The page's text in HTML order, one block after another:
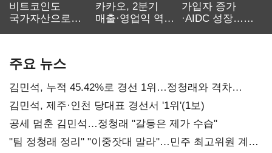
비트코인도
국가자산으로…'
카카오, 2분기
매출·영업익 역대
가입자 증가
·AIDC 성장…
주요 뉴스
김민석, 누적 45.42%로 경선 1위…정청래와 격차
0.86%p(2보)
김민석, 제주·인천 당대표 경선서 '1위'(1보)
공세 멈춘 김민석…정청래 "갈등은 제가 수습"
"팀 정청래 정리" "이중잣대 말라"…민주 최고위원 계파